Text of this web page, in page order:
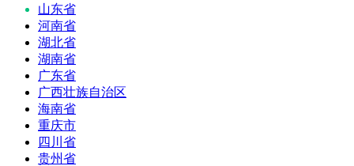
山东省
河南省
湖北省
湖南省
广东省
广西壮族自治区
海南省
重庆市
四川省
贵州省